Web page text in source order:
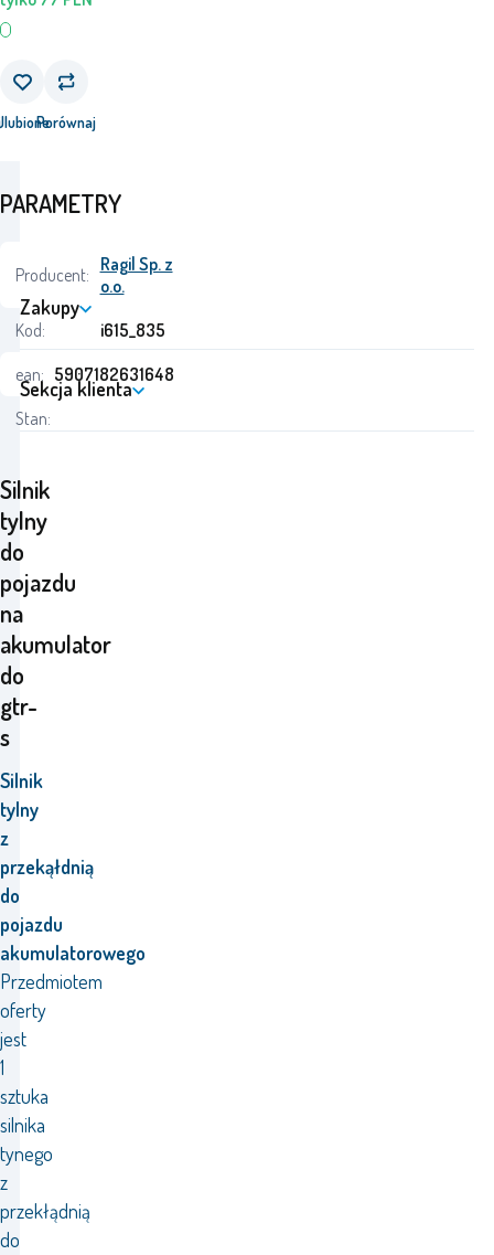
Porównaj
Silnik
tylny
do
pojazdu
na
akumulator
do
gtr-
s
Silnik
tylny
z
przekąłdnią
do
pojazdu
akumulatorowego
Przedmiotem
oferty
jest
1
sztuka
silnika
tynego
z
przekłądnią
do
PARAMETRY
Producent: Ragil Sp. z
o.o.
Kod:
i615_835
ean: 5907182631648
Stan:
Zakupy
Sekcja klienta